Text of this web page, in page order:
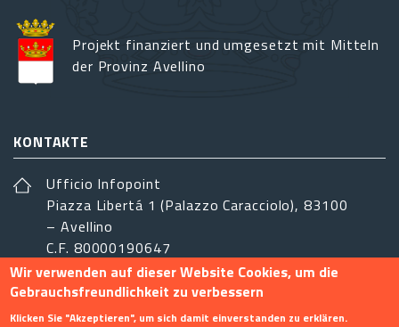
Projekt finanziert und umgesetzt mit Mitteln
der Provinz Avellino
KONTAKTE
Ufficio Infopoint
Piazza Libertá 1 (Palazzo Caracciolo), 83100
– Avellino
C.F. 80000190647
sistemairpinia@provincia.avellino.it
FOLGEN SIE UNS
Wir verwenden auf dieser Website Cookies, um die
Gebrauchsfreundlichkeit zu verbessern
Klicken Sie "Akzeptieren", um sich damit einverstanden zu erklären.